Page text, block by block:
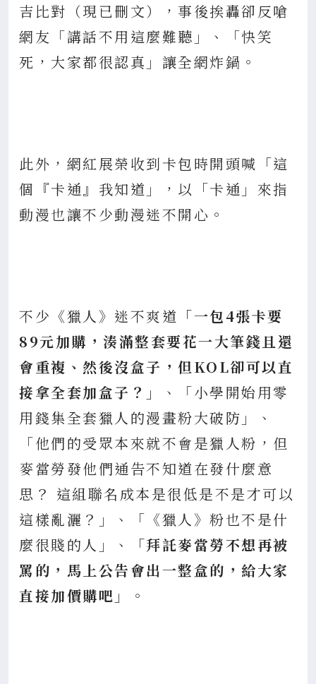
吉比對（現已刪文），事後挨轟卻反嗆
網友「講話不用這麼難聽」、「快笑
死，大家都很認真」讓全網炸鍋。
此外，網紅展榮收到卡包時開頭喊「這
個『卡通』我知道」，以「卡通」來指
動漫也讓不少動漫迷不開心。
不少《獵人》迷不爽道 「一包4張卡要
89元加購，湊滿整套要花一大筆錢且還
會重複、然後沒盒子，但KOL卻可以直
接拿全套加盒子？」
、「小學開始用零
用錢集全套獵人的漫畫粉大破防」、
「他們的受眾本來就不會是獵人粉，但
麥當勞發他們通告不知道在發什麼意
思？ 這組聯名成本是很低是不是才可以
這樣亂灑？」、「《獵人》粉也不是什
麼很賤的人」、
「拜託麥當勞不想再被
罵的，馬上公告會出一整盒的，給大家
直接加價購吧」
。